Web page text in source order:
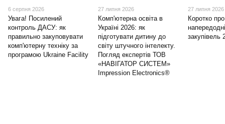
6 серпня 2026
Увага! Посилений
контроль ДАСУ: як
правильно закуповувати
комп'ютерну техніку за
програмою Ukraine Facility
27 липня 2026
Комп'ютерна освіта в
Україні 2026: як
підготувати дитину до
світу штучного інтелекту.
Погляд експертів ТОВ
«НАВІГАТОР СИСТЕМ»
Impression Electronics®
27 липня 2026
Коротко
закупівель